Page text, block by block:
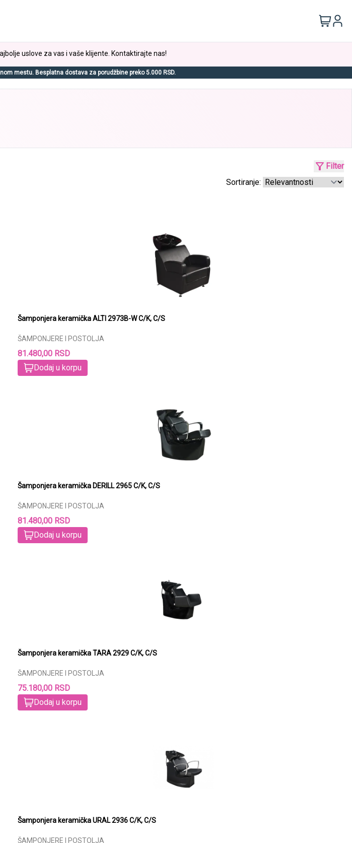
uslove za vas i vaše klijente. Kontaktirajte nas!
mestu. Besplatna dostava za porudžbine preko 5.000 RSD.
Filter
Sortiranje:
Šamponjera keramička ALTI 2973B-W C/K, C/S
ŠAMPONJERE I POSTOLJA
81.480,00 RSD
Dodaj u korpu
Šamponjera keramička DERILL 2965 C/K, C/S
ŠAMPONJERE I POSTOLJA
81.480,00 RSD
Dodaj u korpu
Šamponjera keramička TARA 2929 C/K, C/S
ŠAMPONJERE I POSTOLJA
75.180,00 RSD
Dodaj u korpu
Šamponjera keramička URAL 2936 C/K, C/S
ŠAMPONJERE I POSTOLJA